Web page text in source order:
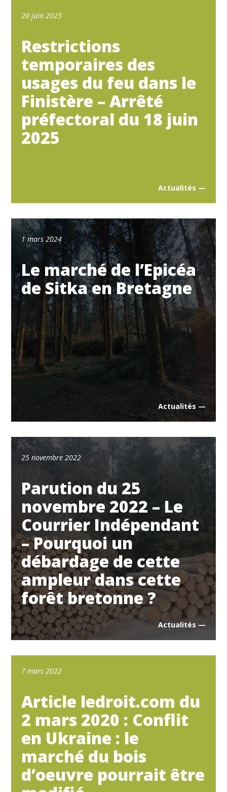
20 juin 2025
Restrictions
temporaires des
usages du feu dans le
Finistère – Arrêté
préfectoral du 18 juin
2025
Actualités —
1 mars 2024
Le marché de l’Epicéa
de Sitka en Bretagne
Actualités —
25 novembre 2022
Parution du 25
novembre 2022 – Le
Courrier Indépendant
– Pourquoi un
débardage de cette
ampleur dans cette
forêt bretonne ?
Actualités —
7 mars 2022
Article ledroit.com du
2 mars 2020 : Conflit
en Ukraine : le
marché du bois
d’oeuvre pourrait être